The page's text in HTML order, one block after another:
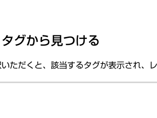
グから見つける
ただくと、該当するタグが表示され、